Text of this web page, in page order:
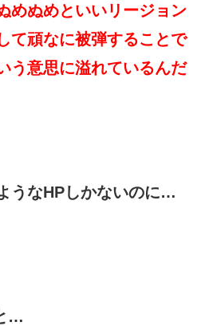
めぬめといいリージョン
て頑なに被弾することで
う意思に溢れているんだ
うなHPしかないのに…
…